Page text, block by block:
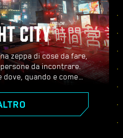
CITY
zeppa di cose da fare,
da incontrare.
dove, quando e come
da scoprire.